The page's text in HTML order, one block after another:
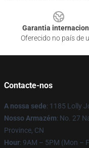
Garantia
Oferecido no país de
Contacte-nos
A nossa sede: 1185 Lolly
Nosso Armazém: No. 27
Province, CN
Hour: 9AM – 5PM (Mon –